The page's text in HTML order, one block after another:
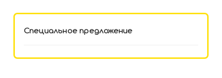
Специальное предложение